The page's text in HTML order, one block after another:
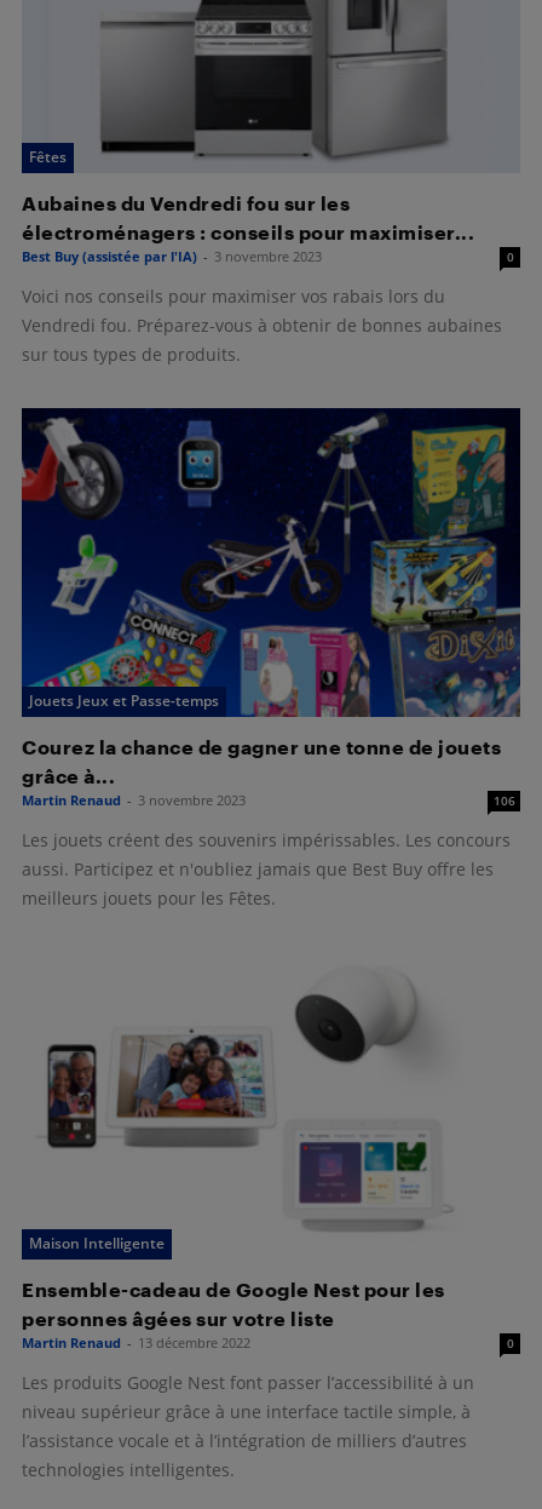
Fêtes
Aubaines du Vendredi fou sur les
électroménagers : conseils pour maximiser...
Best Buy (assistée par l'IA) - 3 novembre 2023 0
Voici nos conseils pour maximiser vos rabais lors du
Vendredi fou. Préparez-vous à obtenir de bonnes aubaines
sur tous types de produits.
Jouets Jeux et Passe-temps
Courez la chance de gagner une tonne de jouets
grâce à...
Martin Renaud - 3 novembre 2023 106
Les jouets créent des souvenirs impérissables. Les concours
aussi. Participez et n'oubliez jamais que Best Buy offre les
meilleurs jouets pour les Fêtes.
Maison Intelligente
Ensemble-cadeau de Google Nest pour les
personnes âgées sur votre liste
Martin Renaud - 13 décembre 2022 0
Les produits Google Nest font passer l’accessibilité à un
niveau supérieur grâce à une interface tactile simple, à
l’assistance vocale et à l’intégration de milliers d’autres
technologies intelligentes.